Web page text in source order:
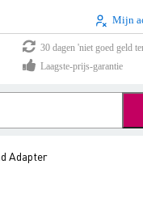
Mijn
30 dagen 'niet goed geld
Laagste-prijs-garantie
Adapter